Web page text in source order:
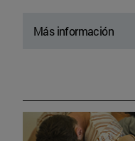
Más información